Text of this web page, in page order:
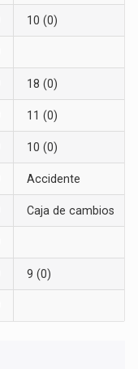
10 (0)
18 (0)
11 (0)
10 (0)
Accidente
Caja de cambios
9 (0)